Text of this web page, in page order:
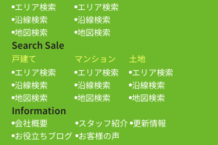
エリア検索
沿線検索
地図検索
エリア検索
沿線検索
地図検索
Search Sale
戸建て
エリア検索
沿線検索
地図検索
マンション
エリア検索
沿線検索
地図検索
土地
エリア検索
沿線検索
地図検索
Information
会社概要 スタッフ紹介 更新情報
お役立ちブログ お客様の声